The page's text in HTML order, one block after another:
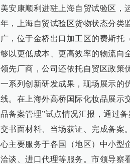
美安康顺利进驻上海自贸试验区，
年，上海自贸试验区货物状态分类
广，位于金桥出口加工区的费斯托
够以更低成本、更高效率的物流向
领先厂商，公司还依托自贸区政策
一系列创新研发成果，现场展示的
线。在上海外高桥国际化妆品展示
品备案管理”试点情况汇报，通过
交书面材料、当场获证、完成备案
心主要服务于各国（地区）中小型
洽谈、进口代理等服务。市领导察